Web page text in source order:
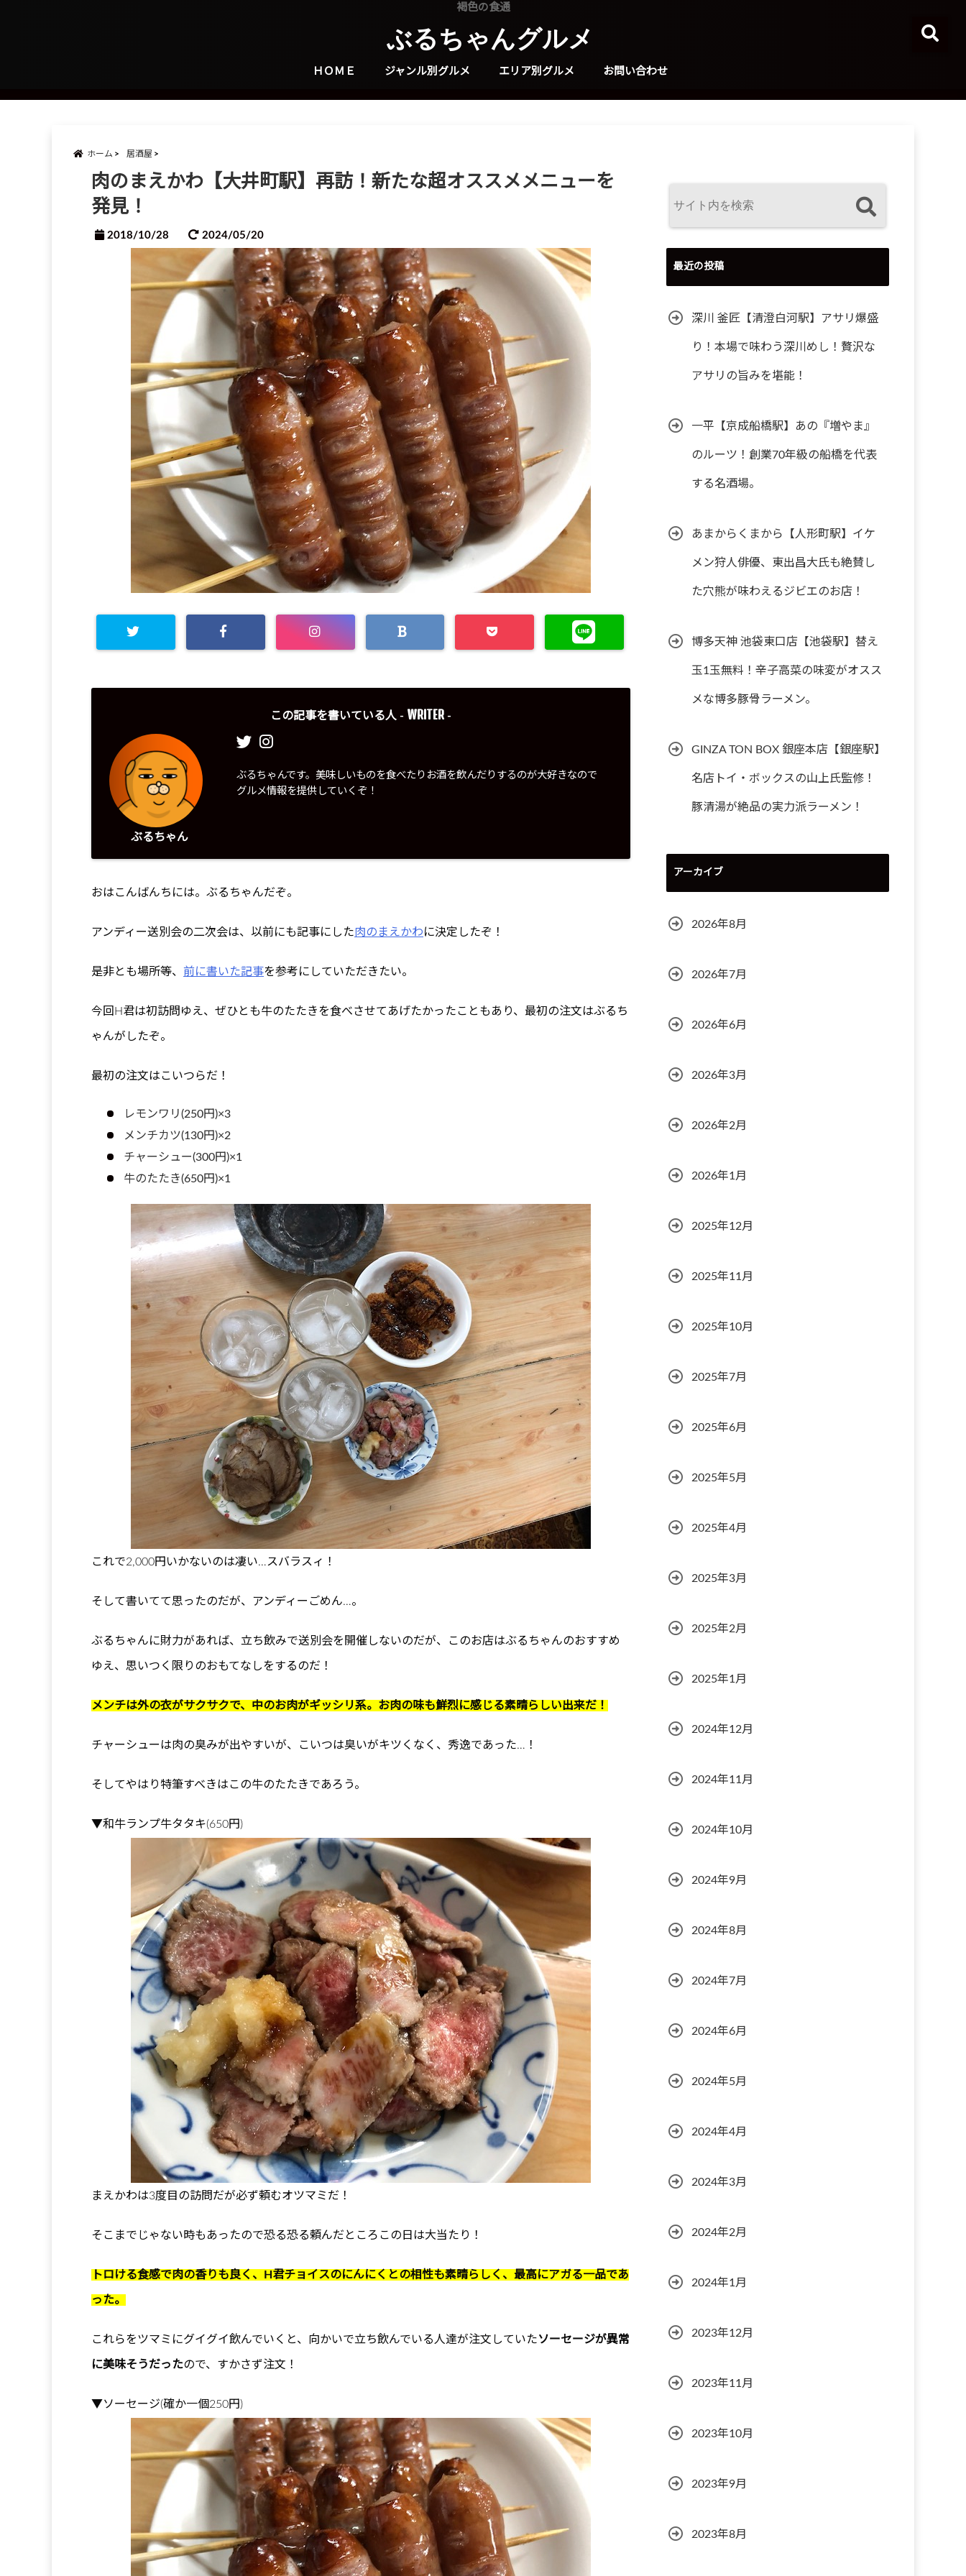
褐色の食通
ぶるちゃんグルメ
ＨＯＭＥ ジャンル別グルメ エリア別グルメ お問い合わせ
ホーム 居酒屋
肉のまえかわ【大井町駅】再訪！新たな超オススメメニューを
発見！
2018/10/28 2024/05/20
この記事を書いている人 - WRITER -
ぶるちゃん
ぶるちゃんです。美味しいものを食べたりお酒を飲んだりするのが大好きなので
グルメ情報を提供していくぞ！
おはこんばんちには。ぶるちゃんだぞ。
アンディー送別会の二次会は、以前にも記事にした肉のまえかわに決定したぞ！
是非とも場所等、 前に書いた記事を参考にしていただきたい。
今回H君は初訪問ゆえ、ぜひとも牛のたたきを食べさせてあげたかったこともあり、最初の注文はぶるち
ゃんがしたぞ。
最初の注文はこいつらだ！
レモンワリ(250円)×3
メンチカツ(130円)×2
チャーシュー(300円)×1
牛のたたき(650円)×1
これで2,000円いかないのは凄い…スバラスィ！
そして書いてて思ったのだが、アンディーごめん…。
ぶるちゃんに財力があれば、立ち飲みで送別会を開催しないのだが、このお店はぶるちゃんのおすすめ
ゆえ、思いつく限りのおもてなしをするのだ！
メンチは外の衣がサクサクで、中のお肉がギッシリ系。お肉の味も鮮烈に感じる素晴らしい出来だ！
チャーシューは肉の臭みが出やすいが、こいつは臭いがキツくなく、秀逸であった…！
そしてやはり特筆すべきはこの牛のたたきであろう。
▼和牛ランプ牛タタキ(650円)
まえかわは3度目の訪問だが必ず頼むオツマミだ！
そこまでじゃない時もあったので恐る恐る頼んだところこの日は大当たり！
トロける食感で肉の香りも良く、H君チョイスのにんにくとの相性も素晴らしく、最高にアガる一品であ
った。
これらをツマミにグイグイ飲んでいくと、向かいで立ち飲んでいる人達が注文していたソーセージが異常
に美味そうだったので、すかさず注文！
▼ソーセージ(確か一個250円)
最近の投稿
深川 釜匠【清澄白河駅】アサリ爆盛
り！本場で味わう深川めし！贅沢な
アサリの旨みを堪能！
一平【京成船橋駅】あの『増やま』
のルーツ！創業70年級の船橋を代表
する名酒場。
あまからくまから【人形町駅】イケ
メン狩人俳優、東出昌大氏も絶賛し
た穴熊が味わえるジビエのお店！
博多天神 池袋東口店【池袋駅】替え
玉1玉無料！辛子高菜の味変がオスス
メな博多豚骨ラーメン。
GINZA TON BOX 銀座本店【銀座駅】
名店トイ・ボックスの山上氏監修！
豚清湯が絶品の実力派ラーメン！
アーカイブ
2026年8月
2026年7月
2026年6月
2026年3月
2026年2月
2026年1月
2025年12月
2025年11月
2025年10月
2025年7月
2025年6月
2025年5月
2025年4月
2025年3月
2025年2月
2025年1月
2024年12月
2024年11月
2024年10月
2024年9月
2024年8月
2024年7月
2024年6月
2024年5月
2024年4月
2024年3月
2024年2月
2024年1月
2023年12月
2023年11月
2023年10月
2023年9月
2023年8月